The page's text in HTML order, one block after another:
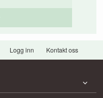
Logg inn Kontakt oss